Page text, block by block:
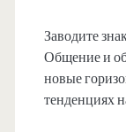
Заводите
Общение и
новые
тенденциях